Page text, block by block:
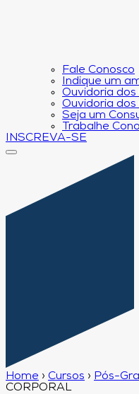
Fale Conosco
Indique um
Ouvidoria dos
Ouvidoria dos
Seja um
Trabalhe
INSCREVA-SE
Home › Cursos › Pós-
CORPORAL